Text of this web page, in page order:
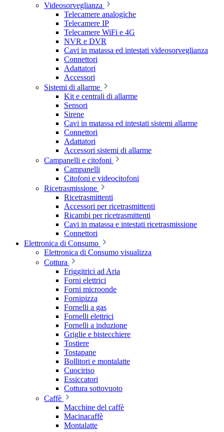
Videosorveglianza
Telecamere analogiche
Telecamere IP
Telecamere WiFi e 4G
NVR e DVR
Cavi in matassa ed intestati videosorveglianza
Connettori
Adattatori
Accessori
Sistemi di allarme
Kit e centrali di allarme
Sensori
Sirene
Cavi in matassa ed intestati sistemi allarme
Connettori
Adattatori
Accessori sistemi di allarme
Campanelli e citofoni
Campanelli
Citofoni e videocitofoni
Ricetrasmissione
Ricetrasmittenti
Accessori per ricetrasmittenti
Ricambi per ricetrasmittenti
Cavi in matassa e intestati ricetrasmissione
Connettori
Elettronica di Consumo
Elettronica di Consumo visualizza
Cottura
Friggitrici ad Aria
Forni elettrici
Forni microonde
Fornipizza
Fornelli a gas
Fornelli elettrici
Fornelli a induzione
Griglie e bistecchiere
Tostiere
Tostapane
Bollitori e montalatte
Cuociriso
Essiccatori
Cottura sottovuoto
Caffè
Macchine del caffè
Macinacaffè
Montalatte